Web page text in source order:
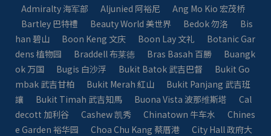
Admiralty 海军部
Aljunied 阿裕尼
Ang Mo Kio 宏茂桥
Bartley 巴特禮
Beauty World 美世界 Bedok 勿洛
Bis
han 碧山
Boon Keng 文庆 Boon Lay 文礼
Botanic Gar
dens 植物园
Braddell 布莱徳 Bras Basah 百勝
Buangk
ok 万国
Bugis 白沙浮 Bukit Batok 武吉巴督
Bukit Go
mbak 武吉甘柏
Bukit Merah 紅山
Bukit Panjang 武吉班
讓
Bukit Timah 武吉知馬 Buona Vista 波那维斯塔
Cal
decott 加利谷
Cashew 凯秀 Chinatown 牛车水
Chines
e Garden 裕华园
Choa Chu Kang 蔡厝港
City Hall 政府大